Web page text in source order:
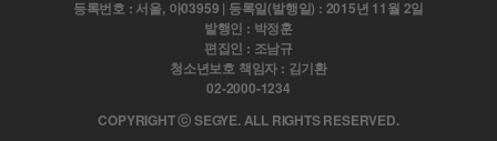
등록번호 : 서울, 아03959 | 등록일(발행일) : 2015년 11월 2일
발행인 : 박정훈
편집인 : 조남규
청소년보호 책임자 : 김기환
02-2000-1234
COPYRIGHT ⓒ SEGYE. ALL RIGHTS RESERVED.